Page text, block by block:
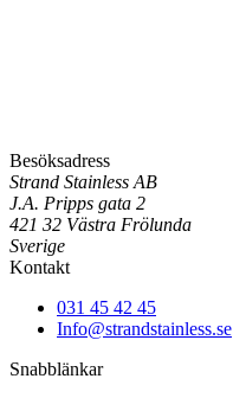
Besöksadress
Strand Stainless AB
J.A. Pripps gata 2
421 32 Västra Frölunda
Sverige
Kontakt
031 45 42 45
Info@strandstainless.se
Snabblänkar